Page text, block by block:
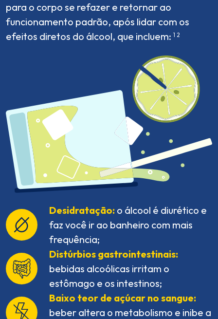
para o corpo se refazer e retornar ao
funcionamento padrão, após lidar com os
efeitos diretos do álcool, que incluem: 1 2
Desidratação: o álcool é diurético e
faz você ir ao banheiro com mais
frequência;
Distúrbios gastrointestinais:
bebidas alcoólicas irritam o
estômago e os intestinos;
Baixo teor de açúcar no sangue:
beber altera o metabolismo e inibe a